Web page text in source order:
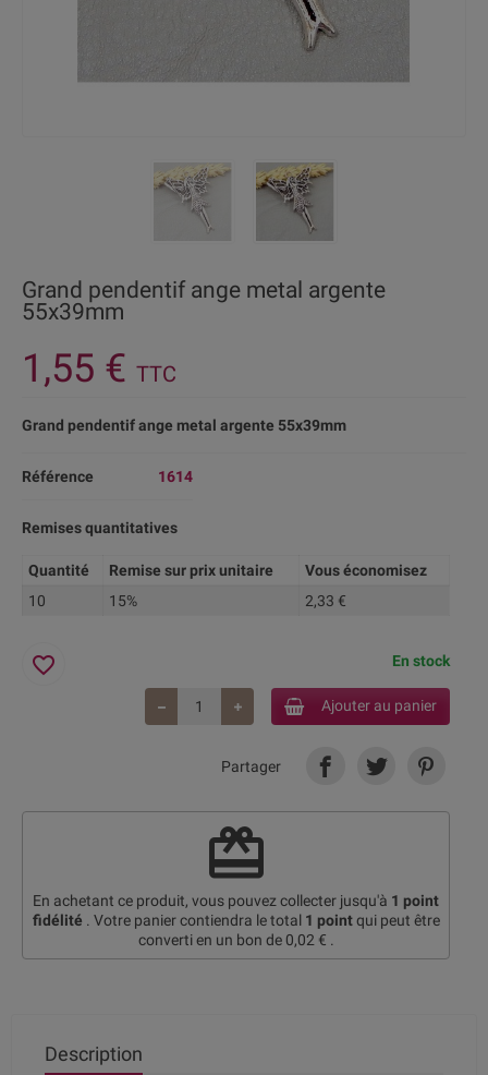
Grand pendentif ange metal argente
55x39mm
1,55 € TTC
Grand pendentif ange metal argente 55x39mm
Référence 1614
Remises quantitatives
Quantité Remise sur prix unitaire
Vous économisez
10
15% 2,33 €
En stock
Ajouter au panier
favorite_border
Partager
redeem
En achetant ce produit, vous pouvez collecter jusqu'à 1 point
fidélité . Votre panier contiendra le total 1 pointqui peut être
converti en un bon de 0,02 € .
Description